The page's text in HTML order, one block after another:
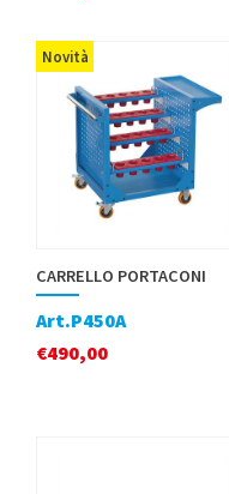
Novità
CARRELLO PORTACONI
Art.P450A
€490,00